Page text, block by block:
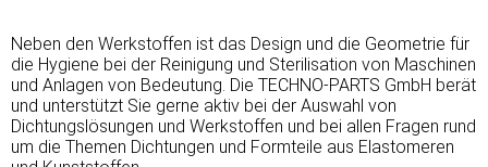
Neben den Werkstoffen ist das Design und die Geometrie für
die Hygiene bei der Reinigung und Sterilisation von Maschinen
und Anlagen von Bedeutung. Die TECHNO-PARTS GmbH berät
und unterstützt Sie gerne aktiv bei der Auswahl von
Dichtungslösungen und Werkstoffen und bei allen Fragen rund
um die Themen Dichtungen und Formteile aus Elastomeren